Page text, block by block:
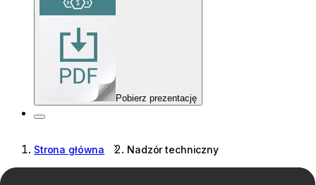
Pobierz prezentację
Strona główna Nadzór techniczny